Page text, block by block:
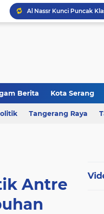
Berita Kota Serang
Tangerang Raya
Antre